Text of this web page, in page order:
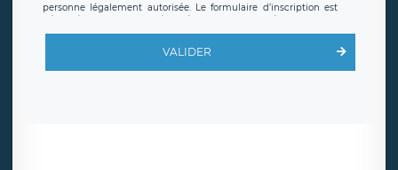
personne légalement autorisée. Le formulaire d’inscription est
offrant desclauses de protection conformes au RGPD. Les
en sollicite la suppression, étant entendu que vous pouvez
demander la suppression de vos données et retirer votre
VALIDER